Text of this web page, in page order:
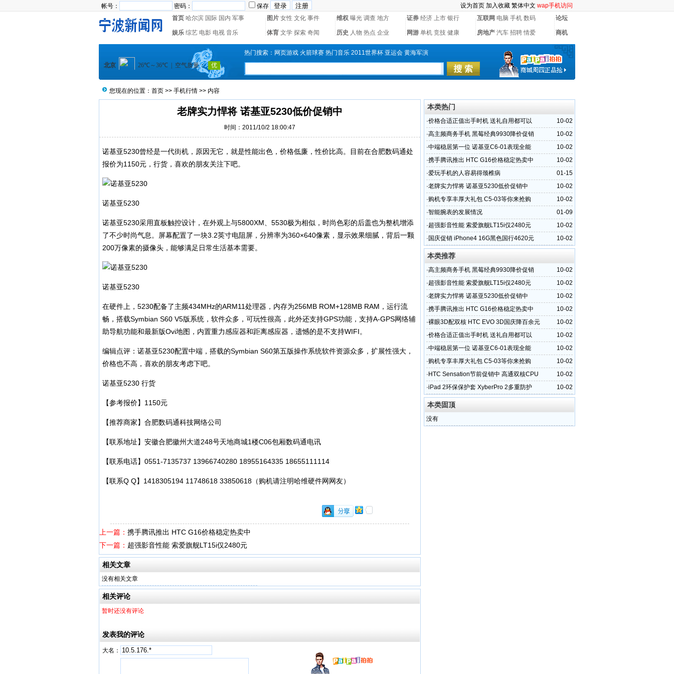
帐号： 密码： 保存 设为首页 加入收藏 繁体中文 wap手机访问
首页 哈尔滨 国际 国内 军事 图片 女性 文化 事件 维权 曝光 调查 地方 证券 经济 上市 银行 互联网 电脑 手机 数码 论坛
娱乐 综艺 电影 电视 音乐 体育 文学 探索 奇闻 历史 人物 热点 企业 网游 单机 竞技 健康 房地产 汽车 招聘 情爱 商机
热门搜索： 网页游戏 火箭球赛 热门音乐 2011世界杯 亚运会 黄海军演
您现在的位置： 首页 >> 手机行情 >> 内容
老牌实力悍将 诺基亚5230低价促销中
时间：2011/10/2 18:00:47
诺基亚5230曾经是一代街机，原因无它，就是性能出色，价格低廉，性价比高。目前在合肥数码通处
报价为1150元，行货，喜欢的朋友关注下吧。
诺基亚5230
诺基亚5230采用直板触控设计，在外观上与5800XM、5530极为相似，时尚色彩的后盖也为整机增添
了不少时尚气息。屏幕配置了一块3.2英寸电阻屏，分辨率为360×640像素，显示效果细腻，背后一颗
200万像素的摄像头，能够满足日常生活基本需要。
诺基亚5230
在硬件上，5230配备了主频434MHz的ARM11处理器，内存为256MB ROM+128MB RAM，运行流
畅，搭载Symbian S60 V5版系统，软件众多，可玩性很高，此外还支持GPS功能，支持A-GPS网络辅
助导航功能和最新版Ovi地图，内置重力感应器和距离感应器，遗憾的是不支持WIFI。
编辑点评：诺基亚5230配置中端，搭载的Symbian S60第五版操作系统软件资源众多，扩展性强大，
价格也不高，喜欢的朋友考虑下吧。
诺基亚5230 行货
【参考报价】1150元
【推荐商家】合肥数码通科技网络公司
【联系地址】安徽合肥徽州大道248号天地商城1楼C06包厢数码通电讯
【联系电话】0551-7135737 13966740280 18955164335 18655111114
【联系Q Q】1418305194 11748618 33850618（购机请注明哈维硬件网网友）
上一篇： 携手腾讯推出 HTC G16价格稳定热卖中
下一篇： 超强影音性能 索爱旗舰LT15i仅2480元
相关文章
没有相关文章
相关评论
暂时还没有评论
发表我的评论
大名：
本类热门
10-02
·价格合适正值出手时机 送礼自用都可以
10-02
·高主频商务手机 黑莓经典9930降价促销
10-02
·中端稳居第一位 诺基亚C6-01表现全能
10-02
·携手腾讯推出 HTC G16价格稳定热卖中
01-15
·爱玩手机的人容易得颈椎病
10-02
·老牌实力悍将 诺基亚5230低价促销中
10-02
·购机专享丰厚大礼包 C5-03等你来抢购
01-09
·智能腕表的发展情况
10-02
·超强影音性能 索爱旗舰LT15i仅2480元
10-02
· 国庆促销 iPhone4 16G黑色国行4620元
本类推荐
10-02
·高主频商务手机 黑莓经典9930降价促销
10-02
·超强影音性能 索爱旗舰LT15i仅2480元
10-02
·老牌实力悍将 诺基亚5230低价促销中
10-02
·携手腾讯推出 HTC G16价格稳定热卖中
10-02
·裸眼3D配双核 HTC EVO 3D国庆降百余元
10-02
·价格合适正值出手时机 送礼自用都可以
10-02
·中端稳居第一位 诺基亚C6-01表现全能
10-02
·购机专享丰厚大礼包 C5-03等你来抢购
10-02
· HTC Sensation节前促销中 高通双核CPU
10-02
·iPad 2环保保护套 XyberPro 2多重防护
本类固顶
没有